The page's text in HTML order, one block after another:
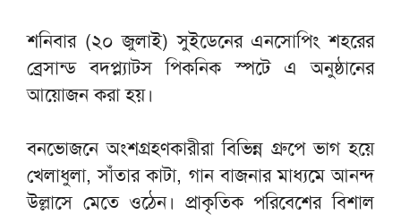
শনিবার (২০ জুলাই) সুইডেনের এনসোপিং শহরের
ব্রেসান্ড বদপ্ল্যাটস পিকনিক স্পটে এ অনুষ্ঠানের
আয়োজন করা হয়।
বনভোজনে অংশগ্রহণকারীরা বিভিন্ন গ্রুপে ভাগ হয়ে
খেলাধুলা, সাঁতার কাটা, গান বাজনার মাধ্যমে আনন্দ
উল্লাসে মেতে ওঠেন। প্রাকৃতিক পরিবেশের বিশাল